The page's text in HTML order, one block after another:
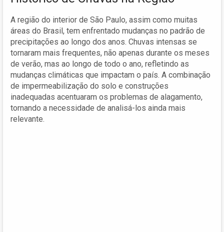
A região do interior de São Paulo, assim como muitas
áreas do Brasil, tem enfrentado mudanças no padrão de
precipitações ao longo dos anos. Chuvas intensas se
tornaram mais frequentes, não apenas durante os meses
de verão, mas ao longo de todo o ano, refletindo as
mudanças climáticas que impactam o país. A combinação
de impermeabilização do solo e construções
inadequadas acentuaram os problemas de alagamento,
tornando a necessidade de analisá-los ainda mais
relevante.